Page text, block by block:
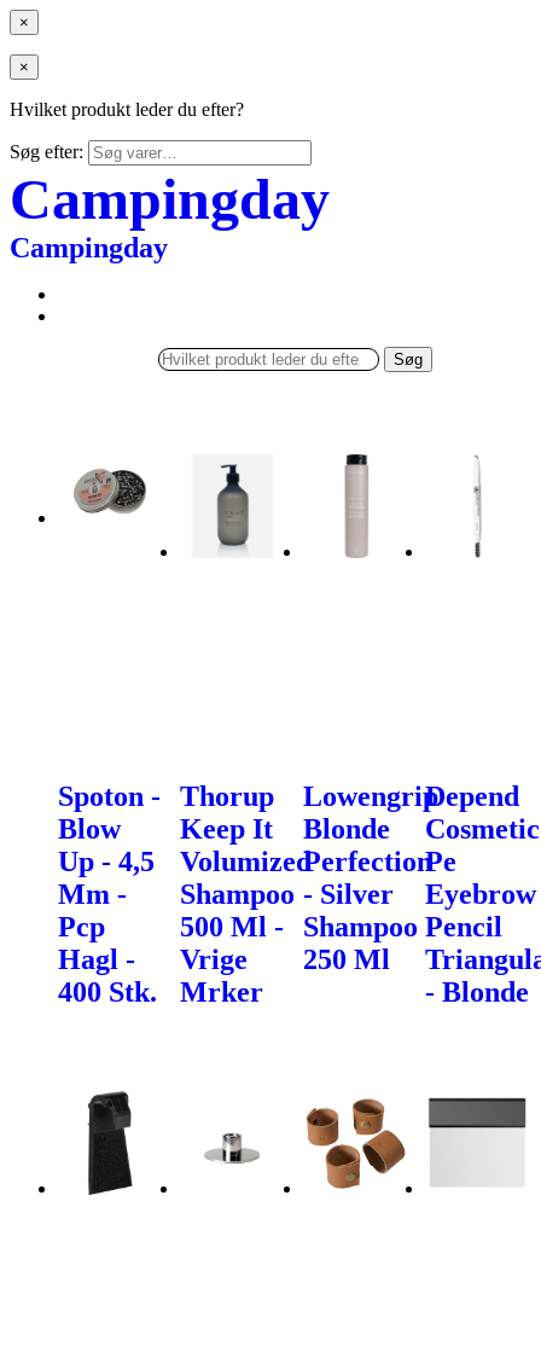
×
×
Hvilket produkt leder du efter?
Søg efter:
Campingday
Campingday
Søg
Spoton -
Blow
Up - 4,5
Mm -
Pcp
Hagl -
400 Stk.
Thorup
Keep It
Volumized
Shampoo
500 Ml -
Vrige
Mrker
Lowengrip
Blonde
Perfection
- Silver
Shampoo
250 Ml
Depend
Cosmetic
Pe
Eyebrow
Pencil
- Blonde